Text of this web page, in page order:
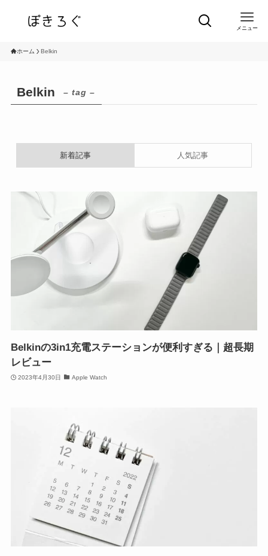
メニュー
ホーム Belkin
Belkin – tag –
新着記事 人気記事
Belkinの3in1充電ステーションが便利すぎる｜超長期
レビュー
2023年4月30日 Apple Watch